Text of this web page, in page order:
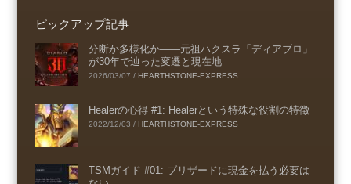
ピックアップ記事
分断か多様化か――元祖ハクスラ「ディアブロ」
が30年で辿った変遷と現在地
2026/03/07 / HEARTHSTONE-EXPRESS
Healerの心得 #1: Healerという特殊な役割の特徴
2022/12/03 / HEARTHSTONE-EXPRESS
TSMガイド #01: ブリザードに現金を払う必要は